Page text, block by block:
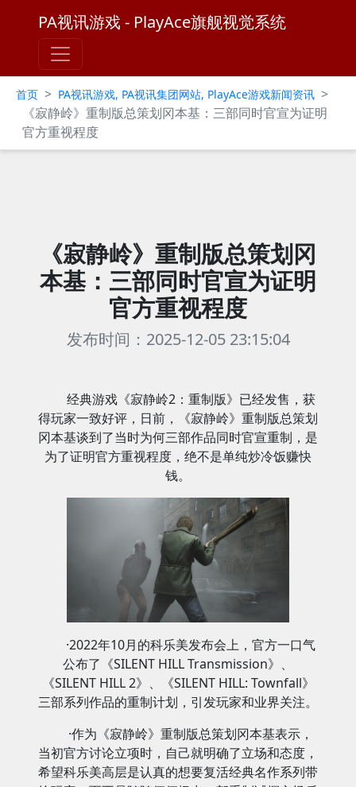
PA视讯游戏 - PlayAce旗舰视觉系统
首页 > PA视讯游戏, PA视讯集团网站, PlayAce游戏新闻资讯 >
《寂静岭》重制版总策划冈本基：三部同时官宣为证明
官方重视程度
《寂静岭》重制版总策划冈
本基：三部同时官宣为证明
官方重视程度
发布时间：2025-12-05 23:15:04
经典游戏《寂静岭2：重制版》已经发售，获
得玩家一致好评，日前，《寂静岭》重制版总策划
冈本基谈到了当时为何三部作品同时官宣重制，是
为了证明官方重视程度，绝不是单纯炒冷饭赚快
钱。
·2022年10月的科乐美发布会上，官方一口气
公布了《SILENT HILL Transmission》、
《SILENT HILL 2》、《SILENT HILL: Townfall》
三部系列作品的重制计划，引发玩家和业界关注。
·作为《寂静岭》重制版总策划冈本基表示，
当初官方讨论立项时，自己就明确了立场和态度，
希望科乐美高层是认真的想要复活经典名作系列带